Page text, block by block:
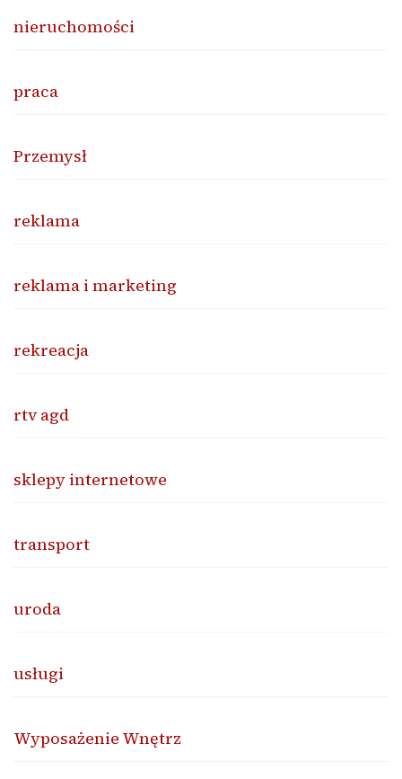
nieruchomości
praca
Przemysł
reklama
reklama i marketing
rekreacja
rtv agd
sklepy internetowe
transport
uroda
usługi
Wyposażenie Wnętrz